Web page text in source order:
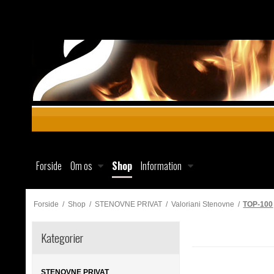
Forside Om os Shop Information
Forside / Shop / STENOVNE PRIVAT / Valoriani Stenovne / TOP-100
Kategorier
STENOVNE PRIVAT